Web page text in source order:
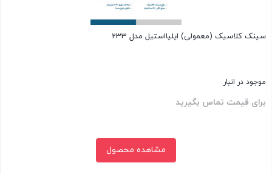
سینک کلاسیک (معمولی) ایلیااستیل مدل 233
موجود در انبار
برای قیمت تماس بگیرید
مشاهده محصول